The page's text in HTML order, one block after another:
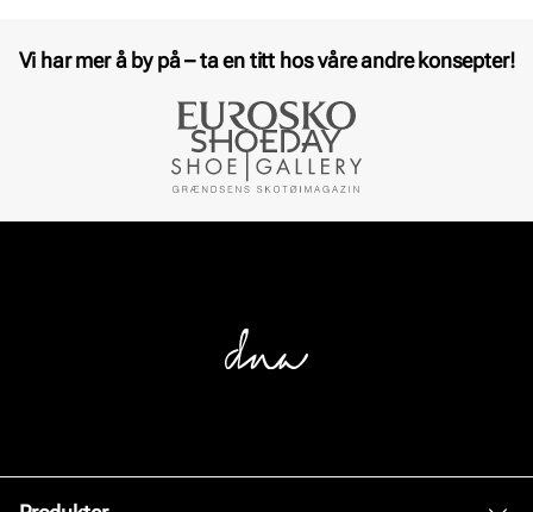
Vi har mer å by på – ta en titt hos våre andre konsepter!